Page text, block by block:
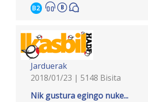
B2
Jarduerak
2018/01/23 | 5148 Bisita
Nik gustura egingo nuke...